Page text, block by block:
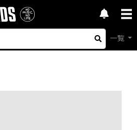
一覧